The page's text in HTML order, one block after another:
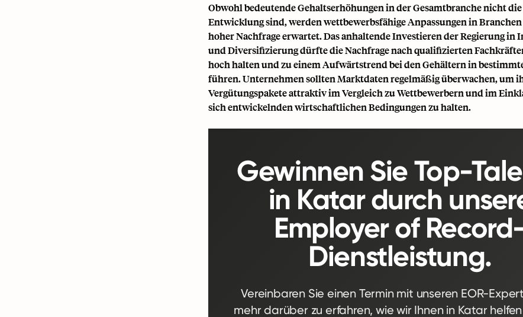
Obwohl bedeutende Gehaltserhöhungen in der Gesamtbranche nicht
Entwicklung sind, werden wettbewerbsfähige Anpassungen in
hoher Nachfrage erwartet. Das anhaltende Investieren der Regierung
und Diversifizierung dürfte die Nachfrage nach qualifizierten
hoch halten und zu einem Aufwärtstrend bei den Gehältern in
führen. Unternehmen sollten Marktdaten regelmäßig überwachen, um
Vergütungspakete attraktiv im Vergleich zu Wettbewerbern und im
sich entwickelnden wirtschaftlichen Bedingungen zu halten.
Gewinnen Sie Top-
in Katar durch
Employer of
Dienstleistung.
Vereinbaren Sie einen Termin mit unseren EOR-
mehr darüber zu erfahren, wie wir Ihnen in Katar